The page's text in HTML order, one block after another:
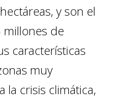
y son el
de
características
muy
la crisis climática,